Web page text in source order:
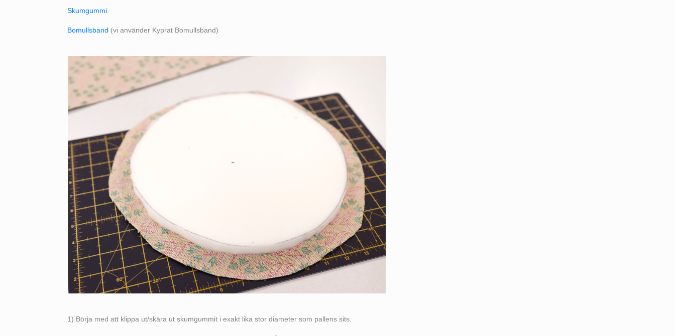
Skumgummi
Bomullsband (vi använder Kyprat Bomullsband)
1) Börja med att klippa ut/skära ut skumgummit i exakt lika stor diameter som pallens sits.